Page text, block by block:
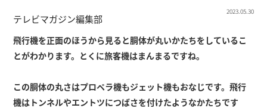
2023.05.30
テレビマガジン編集部
飛行機を正面のほうから見ると胴体が丸いかたちをしているこ
とがわかります。とくに旅客機はまんまるですね。
この胴体の丸さはプロペラ機もジェット機もおなじです。飛行
機はトンネルやエントツにつばさを付けたようなかたちです